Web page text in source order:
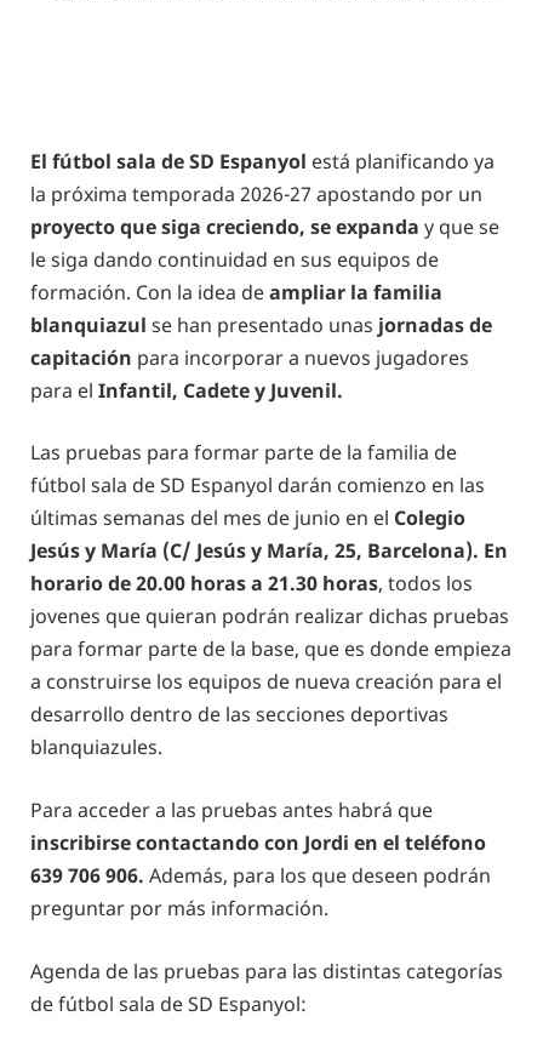
El fútbol sala de SD Espanyol está planificando ya
la próxima temporada 2026-27 apostando por un
proyecto que siga creciendo, se expanda y que se
le siga dando continuidad en sus equipos de
formación. Con la idea deampliar la familia
blanquiazul se han presentado unas jornadas de
capitación para incorporar a nuevos jugadores
para el Infantil, Cadete y Juvenil.
Las pruebas para formar parte de la familia de
fútbol sala de SD Espanyol darán comienzo en las
últimas semanas del mes de junio en el Colegio
Jesús y María (C/ Jesús y María, 25, Barcelona). En
horario de 20.00 horas a 21.30 horas, todos los
jovenes que quieran podrán realizar dichas pruebas
para formar parte de la base, que es donde empieza
a construirse los equipos de nueva creación para el
desarrollo dentro de las secciones deportivas
blanquiazules.
Para acceder a las pruebas antes habrá que
inscribirse contactando con Jordi en el teléfono
639 706 906. Además, para los que deseen podrán
preguntar por más información.
Agenda de las pruebas para las distintas categorías
de fútbol sala de SD Espanyol: